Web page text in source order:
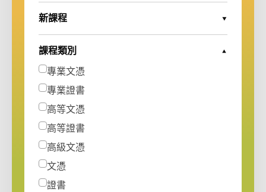
新課程
Expand Options
課程類別
Collapse Options
專業文憑
專業證書
高等文憑
高等證書
高級文憑
文憑
證書